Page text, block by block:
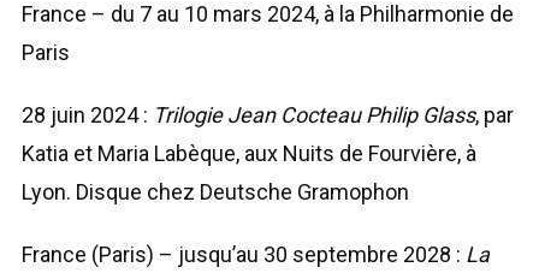
France – du 7 au 10 mars 2024, à la Philharmonie de
Paris
28 juin 2024 : Trilogie Jean Cocteau Philip Glass, par
Katia et Maria Labèque, aux Nuits de Fourvière, à
Lyon. Disque chez Deutsche Gramophon
France (Paris) – jusqu’au 30 septembre 2028 : La